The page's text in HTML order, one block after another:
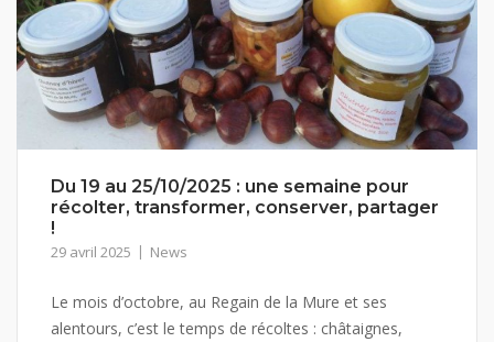
Du 19 au 25/10/2025 : une semaine pour
récolter, transformer, conserver, partager
!
29 avril 2025 News
Le mois d’octobre, au Regain de la Mure et ses
alentours, c’est le temps de récoltes : châtaignes,